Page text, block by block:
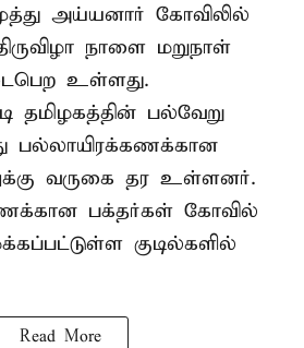
அய்யனார் கோவிலில்
நாளை மறுநாள்
உள்ளது.
தமிழகத்தின் பல்வேறு
பல்லாயிரக்கணக்கான
வருகை தர உள்ளனர்.
பக்தர்கள் கோவில்
குடில்களில்
Read More